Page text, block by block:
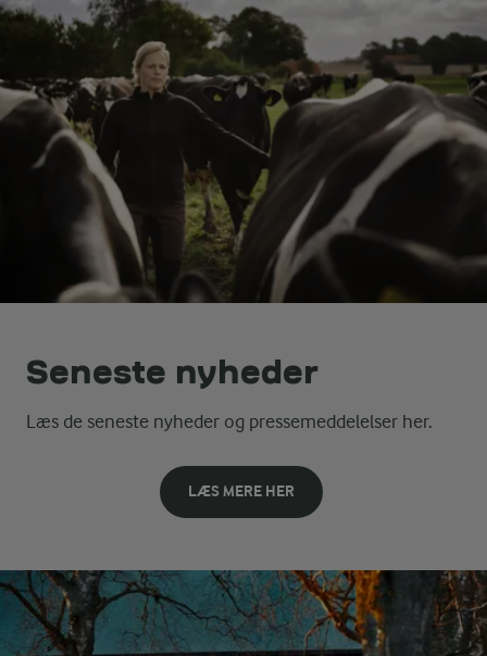
Seneste nyheder
Læs de seneste nyheder og pressemeddelelser her.
LÆS MERE HER